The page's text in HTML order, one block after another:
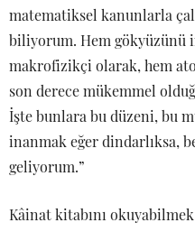
matematiksel kanunlarla
biliyorum. Hem gökyüzünü
makrofizikçi olarak, hem
son derece mükemmel
İşte bunlara bu düzeni, bu
inanmak eğer dindarlıksa,
geliyorum.”
Kâinat kitabını